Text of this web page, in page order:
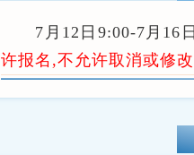
7月12日9:00-7月16
许报名,不允许取消或修